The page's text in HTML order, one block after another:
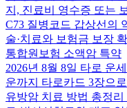
지, 진료비 영수증 또는
C73 질병코드 갑상선의
술·치료와 보험금 보장
통합원보험 소액암 특약
2026년 8월 8일 타로 운
운까지 타로카드 3장으로
유방암 치료 방법 총정리